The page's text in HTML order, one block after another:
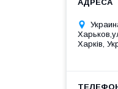
Харків,